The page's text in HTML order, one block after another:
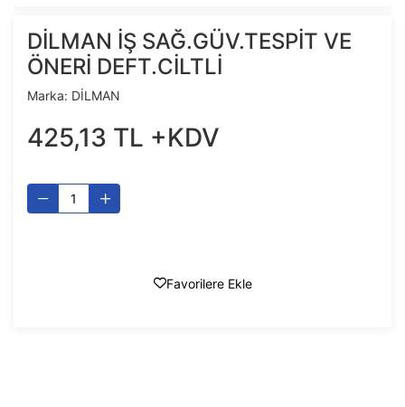
DİLMAN İŞ SAĞ.GÜV.TESPİT VE
ÖNERİ DEFT.CİLTLİ
Marka: DİLMAN
425,13 TL +KDV
Favorilere Ekle